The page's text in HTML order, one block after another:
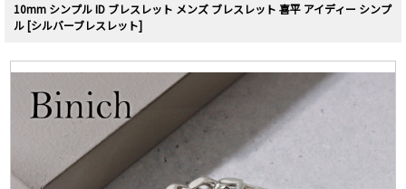
10mm シンプル ID ブレスレット メンズ ブレスレット 喜平 アイディー シンプ
ル [シルバーブレスレット]